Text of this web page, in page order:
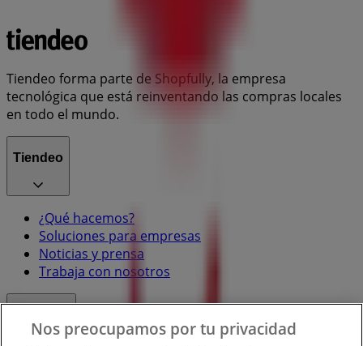
Tiendeo forma parte de Shopfully, la empresa
tecnológica que está reinventando las compras locales
en todo el mundo.
Tiendeo
¿Qué hacemos?
Soluciones para empresas
Noticias y prensa
Trabaja con nosotros
Nos preocupamos por tu privacidad